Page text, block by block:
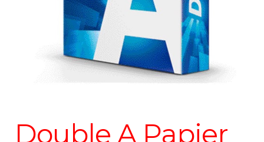
Double A Papier